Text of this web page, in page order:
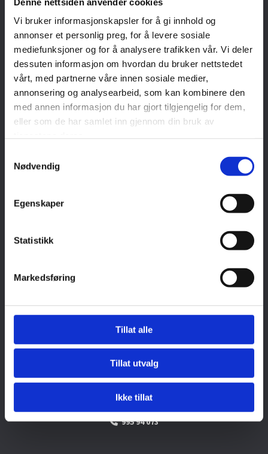
Vi bruker informasjonskapsler for å gi innhold og
annonser et personlig preg, for å levere sosiale
mediefunksjoner og for å analysere trafikken vår. Vi deler
dessuten informasjon om hvordan du bruker nettstedet
vårt, med partnerne våre innen sosiale medier,
annonsering og analysearbeid, som kan kombinere den
med annen informasjon du har gjort tilgjengelig for dem,
eller som de har samlet inn gjennom din bruk av
Nødvendig
Egenskaper
Statistikk
Markedsføring
Tillat alle
Tillat utvalg
Ikke tillat
Emmely Holden
Salg og markedsansvarlig
 920 34 141
emmely@vinsryggvvs.no
Thomas Svarstad
Tekniker
 995 94 073